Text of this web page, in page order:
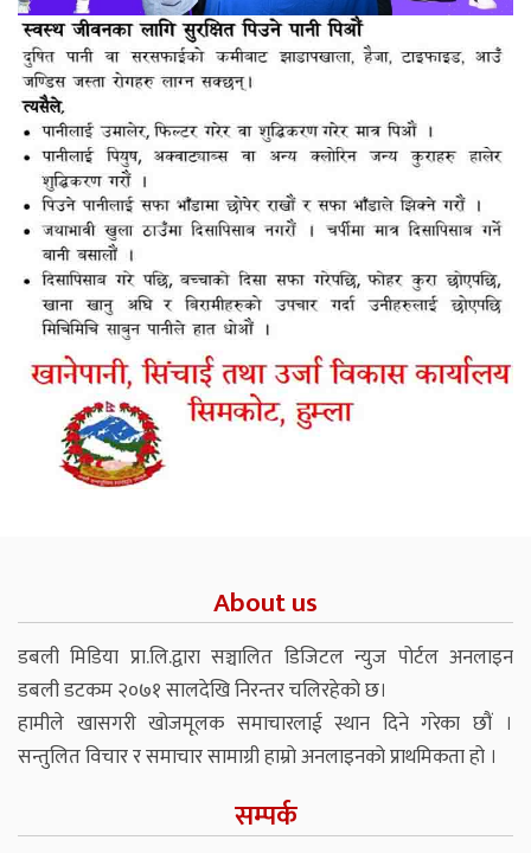
About us
डबली मिडिया प्रा.लि.द्वारा सञ्चालित डिजिटल न्युज पोर्टल अनलाइन
डबली डटकम २०७१ सालदेखि निरन्तर चलिरहेको छ।
हामीले खासगरी खोजमूलक समाचारलाई स्थान दिने गरेका छौं ।
सन्तुलित विचार र समाचार सामाग्री हाम्रो अनलाइनको प्राथमिकता हो ।
सम्पर्क